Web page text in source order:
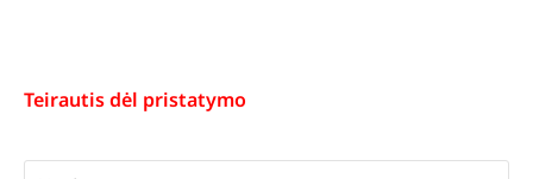
Teirautis dėl pristatymo